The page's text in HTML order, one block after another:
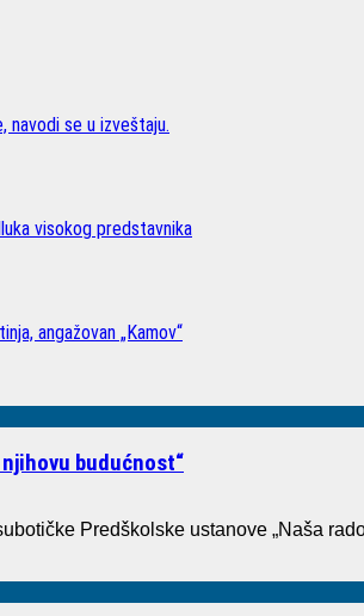
navodi se u izveštaju.
visokog predstavnika
angažovan „Kamov“
budućnost“
Predškolske ustanove „Naša